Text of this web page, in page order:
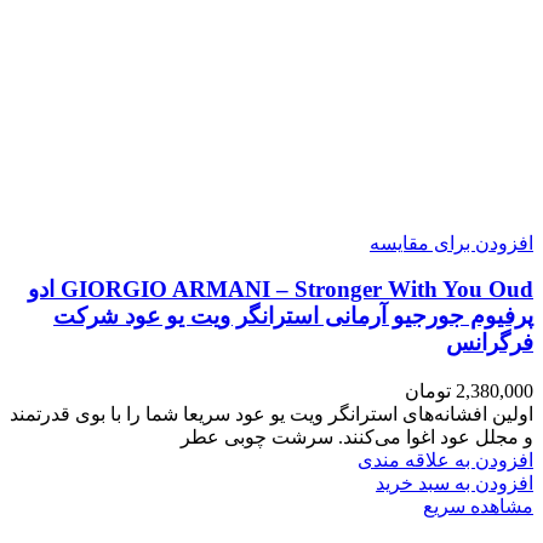
افزودن برای مقایسه
GIORGIO ARMANI – Stronger With You Oud ادو
پرفیوم جورجیو آرمانی استرانگر ویت یو عود شرکت
فرگرانس
2,380,000 تومان
اولین افشانه‌های استرانگر ویت یو عود سریعا شما را با بوی قدرتمند
و مجلل عود اغوا می‌کنند. سرشت چوبی عطر
افزودن به علاقه مندی
افزودن به سبد خرید
مشاهده سریع